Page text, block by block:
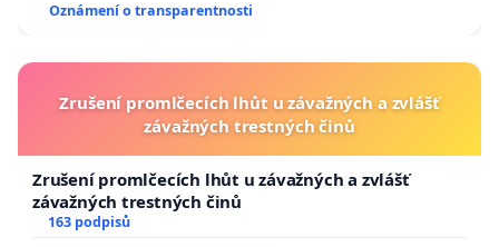
Oznámení o transparentnosti
Zrušení promlčecích lhůt u závažných a zvlášť
závažných trestných činů
Zrušení promlčecích lhůt u závažných a zvlášť
závažných trestných činů
163 podpisů